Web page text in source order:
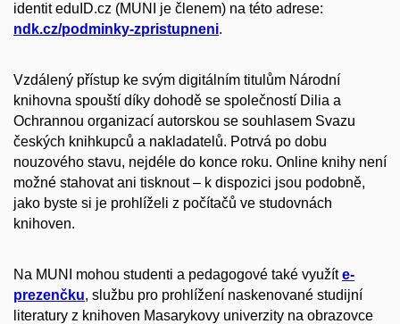
identit eduID.cz (MUNI je členem) na této adrese:
ndk.cz/podminky-zpristupneni.
Vzdálený přístup ke svým digitálním titulům Národní
knihovna spouští díky dohodě se společností Dilia a
Ochrannou organizací autorskou se souhlasem Svazu
českých knihkupců a nakladatelů. Potrvá po dobu
nouzového stavu, nejdéle do konce roku. Online knihy není
možné stahovat ani tisknout – k dispozici jsou podobně,
jako byste si je prohlíželi z počítačů ve studovnách
knihoven.
Na MUNI mohou studenti a pedagogové také využíte-
prezenčku, službu pro prohlížení naskenované studijní
literatury z knihoven Masarykovy univerzity na obrazovce